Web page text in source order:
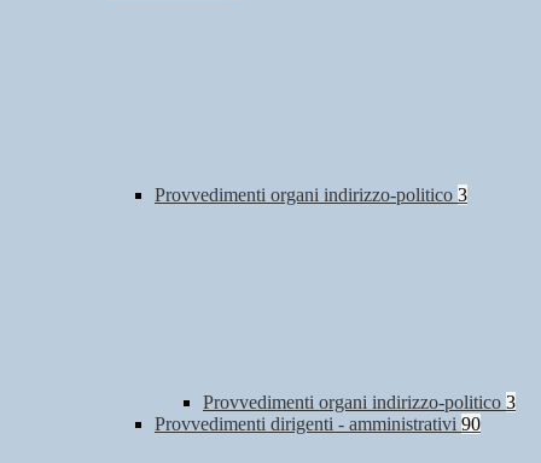
Provvedimenti organi indirizzo-politico 3
Provvedimenti organi indirizzo-politico 3
Provvedimenti dirigenti - amministrativi 90